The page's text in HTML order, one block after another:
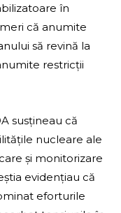
în
că anumite
să revină la
restricții
susțineau că
nucleare ale
și monitorizare
evidențiau că
eforturile